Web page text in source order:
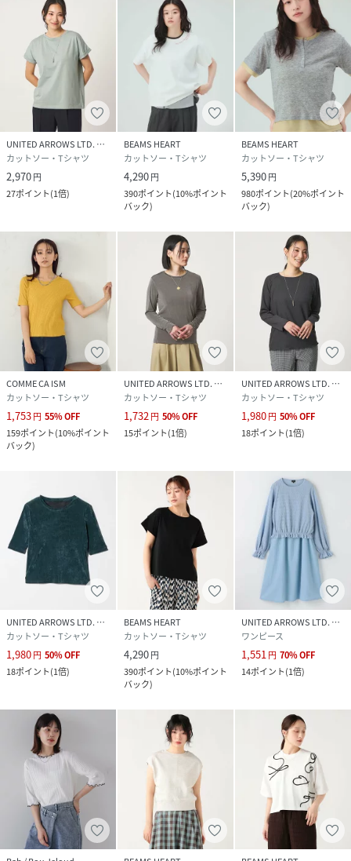
UNITED ARROWS LTD. OUTLET
カットソー・Tシャツ
2,970円
27ポイント(1倍)
BEAMS HEART
カットソー・Tシャツ
4,290円
390ポイント(10%ポイント
バック)
BEAMS HEART
カットソー・Tシャツ
5,390円
980ポイント(20%ポイント
バック)
COMME CA ISM
カットソー・Tシャツ
1,753円 55%OFF
159ポイント(10%ポイント
バック)
UNITED ARROWS LTD. OUTLET
カットソー・Tシャツ
1,732円 50%OFF
15ポイント(1倍)
UNITED ARROWS LTD. OUTLET
カットソー・Tシャツ
1,980円 50%OFF
18ポイント(1倍)
UNITED ARROWS LTD. OUTLET
カットソー・Tシャツ
1,980円 50%OFF
18ポイント(1倍)
BEAMS HEART
カットソー・Tシャツ
4,290円
390ポイント(10%ポイント
バック)
UNITED ARROWS LTD. OUTLET
ワンピース
1,551円 70%OFF
14ポイント(1倍)